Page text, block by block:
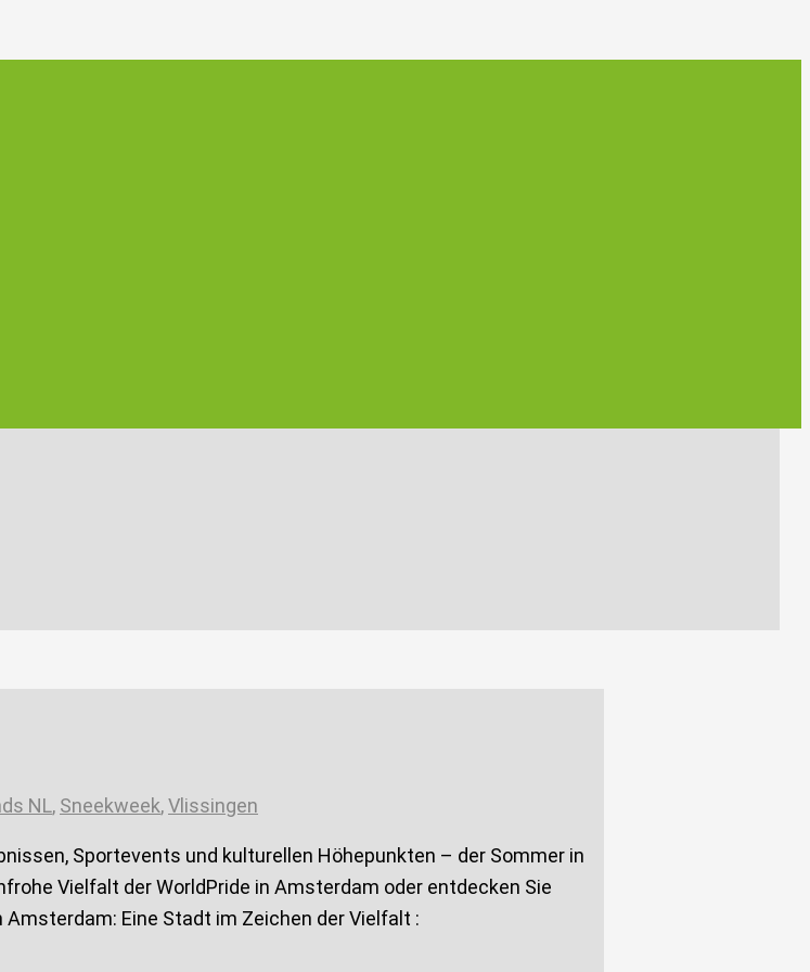
NL, Sneekweek,Vlissingen
Sportevents und kulturellen Höhepunkten – der Sommer in
Vielfalt der WorldPride in Amsterdam oder entdecken Sie
Amsterdam: Eine Stadt im Zeichen der Vielfalt :